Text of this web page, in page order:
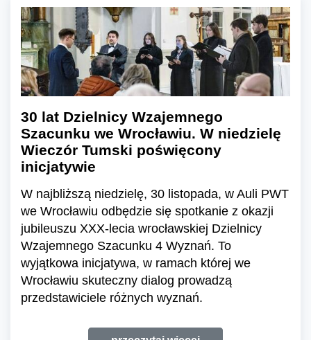
30 lat Dzielnicy Wzajemnego
Szacunku we Wrocławiu. W niedzielę
Wieczór Tumski poświęcony
inicjatywie
W najbliższą niedzielę, 30 listopada, w Auli PWT
we Wrocławiu odbędzie się spotkanie z okazji
jubileuszu XXX-lecia wrocławskiej Dzielnicy
Wzajemnego Szacunku 4 Wyznań. To
wyjątkowa inicjatywa, w ramach której we
Wrocławiu skuteczny dialog prowadzą
przedstawiciele różnych wyznań.